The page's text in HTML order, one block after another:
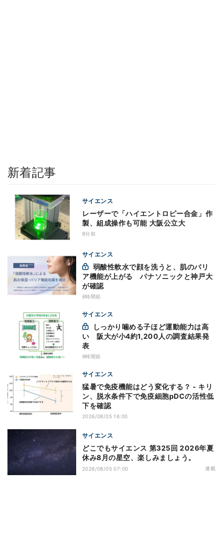
新着記事
サイエンス
レーザーで「ハイエントロピー合金」作
製、組成操作も可能 大阪公立大
8分前
サイエンス
ア機能が上がる パナソニックと神戸大
が確認
6時間前
サイエンス
い 阪大が小4約1,200人の調査結果発
表
9時間前
サイエンス
猛暑で免疫機能はどう変化する？ - キリ
ン、脱水条件下で免疫細胞pDCの活性低
下を確認
2026/08/05 16:00
サイエンス
どこでもサイエンス 第325回 2026年夏
休み8月の星空、楽しみましょう。
2026/08/05 07:00 連載